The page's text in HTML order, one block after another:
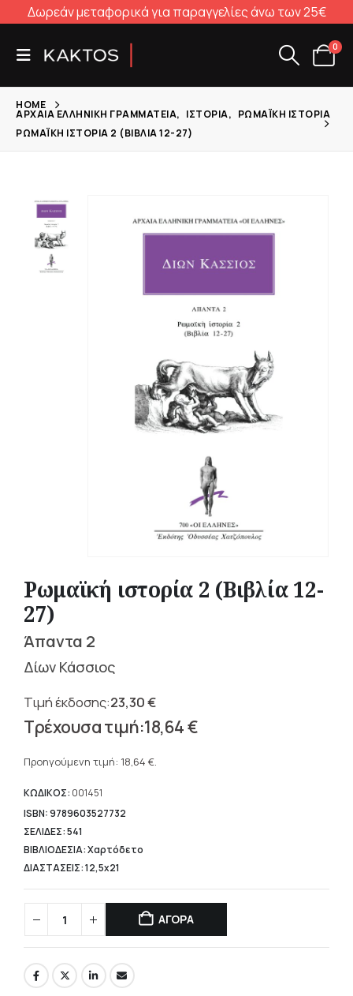
Δωρεάν μεταφορικά για παραγγελίες άνω των 25€
0
HOME
ΑΡΧΑΊΑ ΕΛΛΗΝΙΚΉ ΓΡΑΜΜΑΤΕΊΑ, ΙΣΤΟΡΊΑ, ΡΩΜΑΪΚΉ ΙΣΤΟΡΊΑ
ΡΩΜΑΪΚΉ ΙΣΤΟΡΊΑ 2 (ΒΙΒΛΊΑ 12-27)
Ρωμαϊκή ιστορία 2 (Βιβλία 12-
27)
Άπαντα 2
Δίων Κάσσιος
23,30€
Original
price
23,30 €.
18,64€
τρέχουσα
είναι:
18,64 €.
Προηγούμενη τιμή: 18,64 €.
ΚΩΔΙΚΟΣ: 001451
ISBN: 9789603527732
ΣΕΛΙΔΕΣ: 541
ΒΙΒΛΙΟΔΕΣΙΑ: Χαρτόδετο
ΔΙΑΣΤΑΣΕΙΣ: 12,5x21
ΑΓΟΡΑ